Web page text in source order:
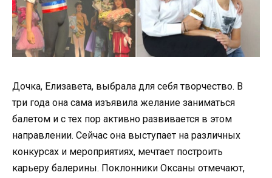
Дочка, Елизавета, выбрала для себя творчество. В
три года она сама изъявила желание заниматься
балетом и с тех пор активно развивается в этом
направлении. Сейчас она выступает на различных
конкурсах и мероприятиях, мечтает построить
карьеру балерины. Поклонники Оксаны отмечают,